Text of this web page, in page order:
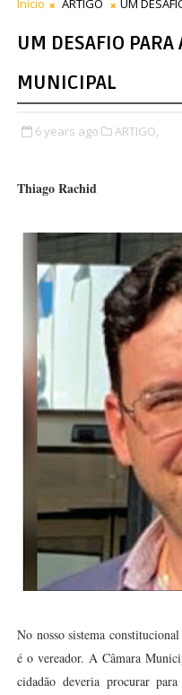
Início ARTIGO UM
UM DESAFIO PARA
MUNICIPAL
6 years ago ARTIGO,
Thiago Rachid
No nosso sistema
é o vereador. A Câmara
cidadão deveria procurar